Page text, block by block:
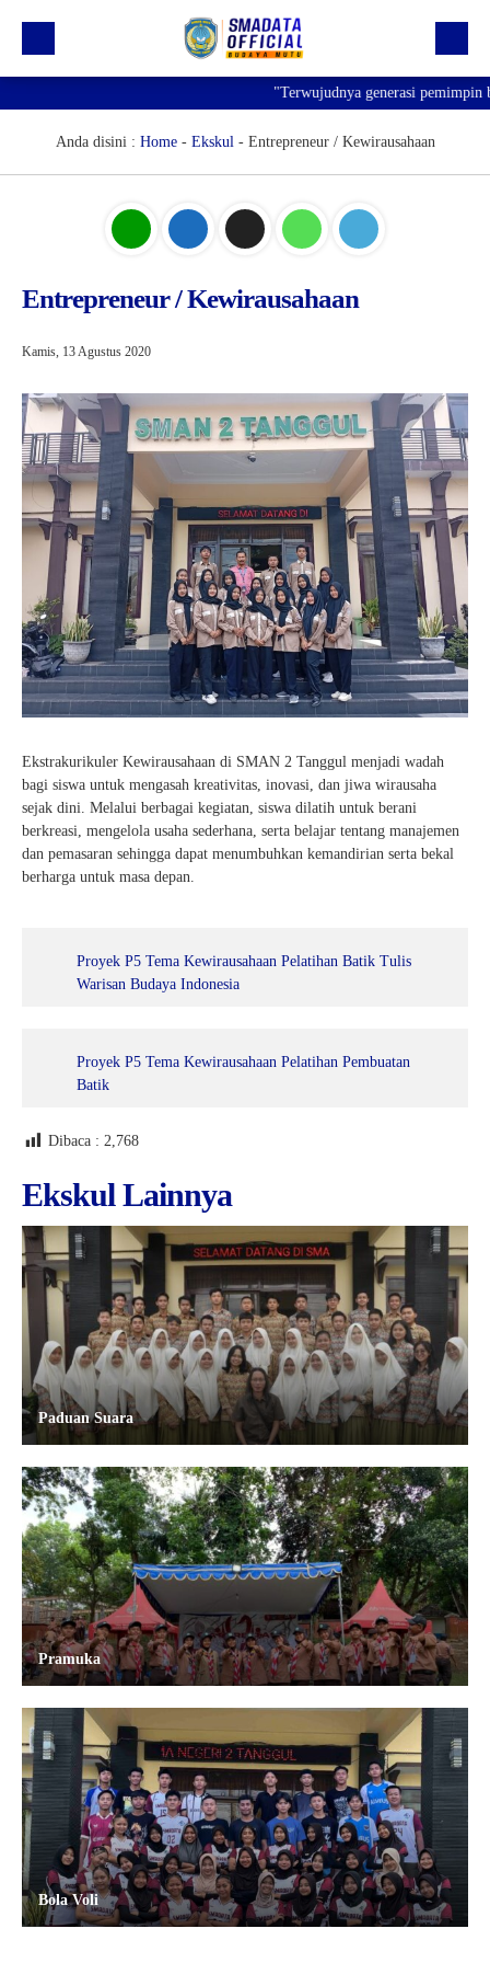
Profil
Kegiatan
Saluran Resmi WA
"Terwujudnya generasi pemimpin
Anda disini : Home- Ekskul- Entrepreneur / Kewirausahaan
Entrepreneur / Kewirausahaan
Kamis, 13 Agustus 2020
Ekstrakurikuler Kewirausahaan di SMAN 2 Tanggul menjadi wadah
bagi siswa untuk mengasah kreativitas, inovasi, dan jiwa wirausaha
sejak dini. Melalui berbagai kegiatan, siswa dilatih untuk berani
berkreasi, mengelola usaha sederhana, serta belajar tentang manajemen
dan pemasaran sehingga dapat menumbuhkan kemandirian serta bekal
berharga untuk masa depan.
Proyek P5 Tema Kewirausahaan Pelatihan Batik Tulis
Warisan Budaya Indonesia
Proyek P5 Tema Kewirausahaan Pelatihan Pembuatan
Batik
Dibaca : 2,768
Ekskul Lainnya
Paduan Suara
Pramuka
Bola Voli